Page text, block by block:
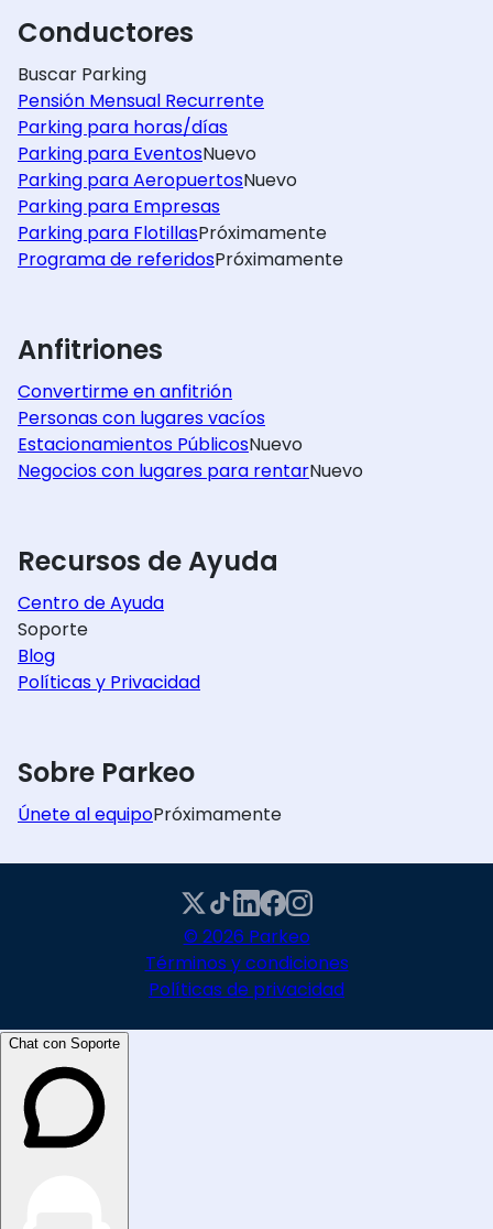
Conductores
Buscar Parking
Pensión Mensual Recurrente
Parking para horas/días
Parking para EventosNuevo
Parking para AeropuertosNuevo
Parking para Empresas
Parking para FlotillasPróximamente
Programa de referidosPróximamente
Anfitriones
Convertirme en anfitrión
Personas con lugares vacíos
Estacionamientos PúblicosNuevo
Negocios con lugares para rentarNuevo
Recursos de Ayuda
Centro de Ayuda
Soporte
Blog
Políticas y Privacidad
Sobre Parkeo
Únete al equipoPróximamente
© 2026 Parkeo
Términos y condiciones
Políticas de privacidad
Chat con Soporte